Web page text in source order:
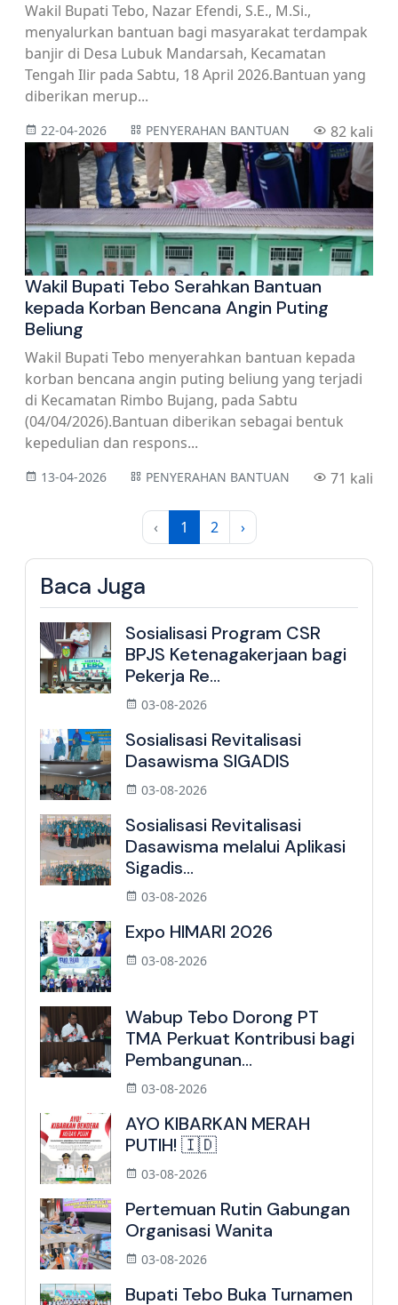
Wakil Bupati Tebo, Nazar Efendi, S.E., M.Si.,
menyalurkan bantuan bagi masyarakat terdampak
banjir di Desa Lubuk Mandarsah, Kecamatan
Tengah Ilir pada Sabtu, 18 April 2026.Bantuan yang
diberikan merup...
22-04-2026 PENYERAHAN BANTUAN 82 kali
Wakil Bupati Tebo Serahkan Bantuan
kepada Korban Bencana Angin Puting
Beliung
Wakil Bupati Tebo menyerahkan bantuan kepada
korban bencana angin puting beliung yang terjadi
di Kecamatan Rimbo Bujang, pada Sabtu
(04/04/2026).Bantuan diberikan sebagai bentuk
kepedulian dan respons...
13-04-2026 PENYERAHAN BANTUAN 71 kali
‹ 1 2 ›
Baca Juga
Sosialisasi Program CSR
BPJS Ketenagakerjaan bagi
Pekerja Re...
03-08-2026
Sosialisasi Revitalisasi
Dasawisma SIGADIS
03-08-2026
Sosialisasi Revitalisasi
Dasawisma melalui Aplikasi
Sigadis...
03-08-2026
Expo HIMARI 2026
03-08-2026
Wabup Tebo Dorong PT
TMA Perkuat Kontribusi bagi
Pembangunan...
03-08-2026
AYO KIBARKAN MERAH
PUTIH! 🇮🇩
03-08-2026
Pertemuan Rutin Gabungan
Organisasi Wanita
03-08-2026
Bupati Tebo Buka Turnamen